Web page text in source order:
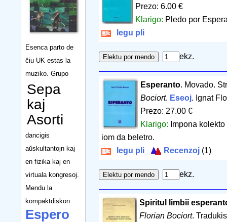
Esenca parto de
ĉiu UK estas la
muziko. Grupo
Sepa
kaj
Asorti
dancigis
aŭskultantojn kaj
en fizika kaj en
virtuala kongresoj.
Mendu la
kompaktdiskon
Espero
Prezo: 6.00 €
Klarigo: Pledo por
legu pli
ekz.
Esperanto. Movado.
Bociort. Eseoj. Ignat
Prezo: 27.00 €
Klarigo: Impona
iom da beletro.
legu pli
Recenzoj (1)
ekz.
Spiritul limbii
Florian Bociort.